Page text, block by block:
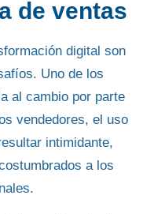
de ventas
digital son
Uno de los
al cambiopor parte
vendedores, el uso
intimidante,
a los